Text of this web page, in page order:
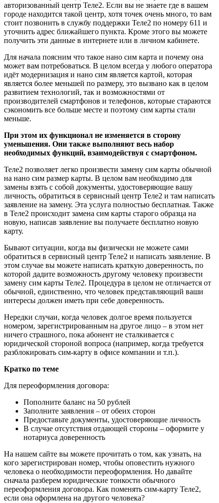
авторизованный центр Теле2. Если вы не знаете где в вашем
городе находится такой центр, хотя точек очень много, то вам
стоит позвонить в службу поддержки Теле2 по номеру 611 и
уточнить адрес ближайшего пункта. Кроме этого вы можете
получить эти данные в интернете или в личном кабинете.
Для начала поясним что такое нано сим карта и почему она
может вам потребоваться. В целом всегда у любого оператора
идёт модернизация и нано сим является картой, которая
является более меньшей по размеру, это вызвано как в целом
развитием технологий, так и возможностями от
производителей смартфонов и телефонов, которые стараются
сэкономить все больше месте и поэтому сим карты стали
меньше.
При этом их функционал не изменяется в сторону
уменьшения. Они также выполняют весь набор
необходимых функций, взаимодействуя с смартфоном.
Теле2 позволяет легко произвести замену сим карты обычной
на нано сим размер карты. В целом вам необходимо для
замены взять с собой документы, удостоверяющие вашу
личность, обратиться в сервисный центр Теле2 и там написать
заявление на замену. Эта услуга полностью бесплатная. Также
в Теле2 происходит замена сим карты старого образца на
новую, написав заявление вы получаете бесплатно новую
карту.
Бывают ситуации, когда вы физически не можете сами
обратиться в сервисный центр Теле2 и написать заявление. В
этом случае вы можете написать краткую доверенность, по
которой дадите возможность другому человеку произвести
замену сим карты Теле2. Процедура в целом не отличается от
обычной, единственно, что человек представляющий ваши
интересы должен иметь при себе доверенность.
Нередки случаи, когда человек долгое время пользуется
номером, зарегистрированным на другое лицо – в этом нет
ничего страшного, пока абонент не сталкивается с
юридической стороной вопроса (например, когда требуется
разблокировать сим-карту в офисе компании и т.п.).
Кратко по теме
Для переоформления договора:
Пополните баланс на 50 рублей
Заполните заявления – от обеих сторон
Предоставьте документы, удостоверяющие личность
В случае отсутствия отдающей стороны – оформите у
нотариуса доверенность
На нашем сайте вы можете прочитать о том, как узнать, на
кого зарегистрирован номер, чтобы оповестить нужного
человека о необходимости переоформления. Но давайте
сначала разберем юридические тонкости обычного
переоформления договора. Как поменять сим-карту Теле2,
если она оформлена на другого человека?